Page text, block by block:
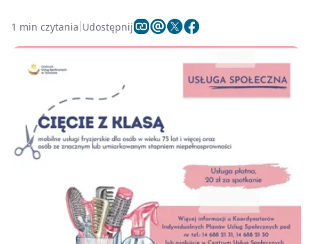
1 min czytania Udostępnij